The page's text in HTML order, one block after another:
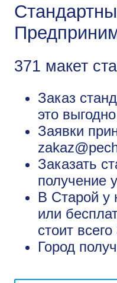
371 макет
Заказ
это
Заявки
Заказать
получение
В Старой у
или
стоит
Город